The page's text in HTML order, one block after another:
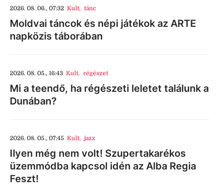
2026. 08. 06., 07:32 Kult, tánc
Moldvai táncok és népi játékok az ARTE
napközis táborában
2026. 08. 05., 16:43 Kult, régészet
Mi a teendő, ha régészeti leletet találunk a
Dunában?
2026. 08. 05., 07:45 Kult, jazz
Ilyen még nem volt! Szupertakarékos
üzemmódba kapcsol idén az Alba Regia
Feszt!